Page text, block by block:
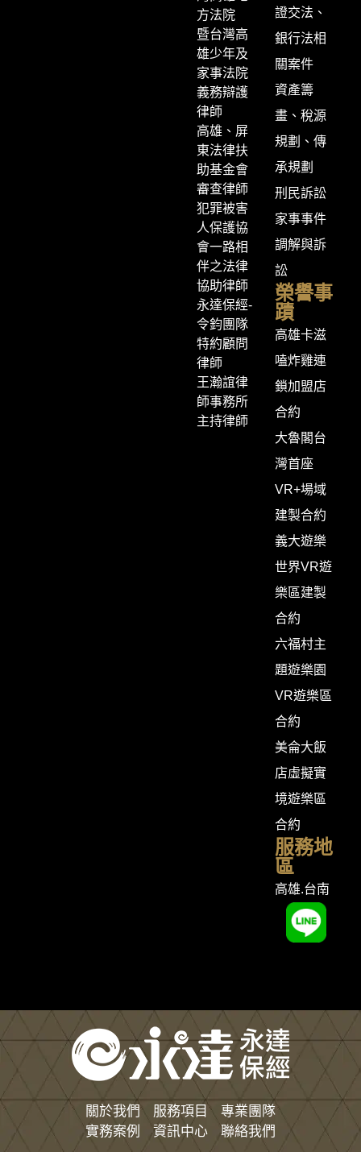
方法院
暨台灣高
雄少年及
家事法院
義務辯護
律師
高雄、屏
東法律扶
助基金會
審查律師
犯罪被害
人保護協
會一路相
伴之法律
協助律師
永達保經-
令鈞團隊
特約顧問
律師
王瀚誼律
師事務所
主持律師
證交法、
銀行法相
關案件
資產籌
畫、稅源
規劃、傳
承規劃
刑民訴訟
家事事件
調解與訴
訟
榮譽事
蹟
高雄卡滋
嗑炸雞連
鎖加盟店
合約
大魯閣台
灣首座
VR+場域
建製合約
義大遊樂
世界VR遊
樂區建製
合約
六福村主
題遊樂園
VR遊樂區
合約
美侖大飯
店虛擬實
境遊樂區
合約
服務地
區
高雄.台南
關於我們 服務項目
專業團隊
實務案例
資訊中心 聯絡我們